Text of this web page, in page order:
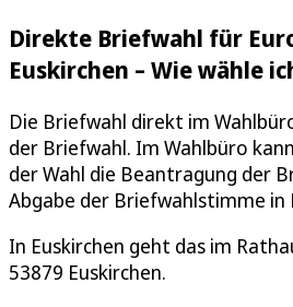
Direkte Briefwahl für
Euskirchen – Wie wähle
Die Briefwahl direkt im
der Briefwahl. Im Wahlbüro
der Wahl die Beantragung der
Abgabe der Briefwahlstimme in
In Euskirchen geht das im
53879 Euskirchen.